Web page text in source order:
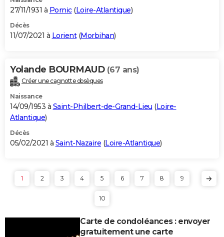
27/11/1931 à Pornic(Loire-Atlantique)
Décès
11/07/2021 à Lorient(Morbihan)
Yolande BOURMAUD (67 ans)
Créer une cagnotte obsèques
Naissance
14/09/1953 à Saint-Philbert-de-Grand-Lieu (Loire-
Atlantique)
Décès
05/02/2021 à Saint-Nazaire (Loire-Atlantique)
1 2 3 4 5 6 7 8 9
10
Carte de condoléances : envoyer
gratuitement une carte